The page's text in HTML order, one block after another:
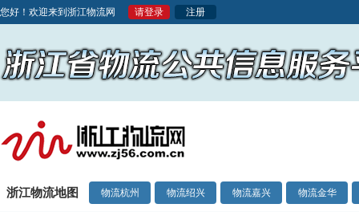
您好！欢迎来到浙江物流网 请登录 注册
浙江物流地图 物流杭州 物流绍兴 物流嘉兴 物流金华